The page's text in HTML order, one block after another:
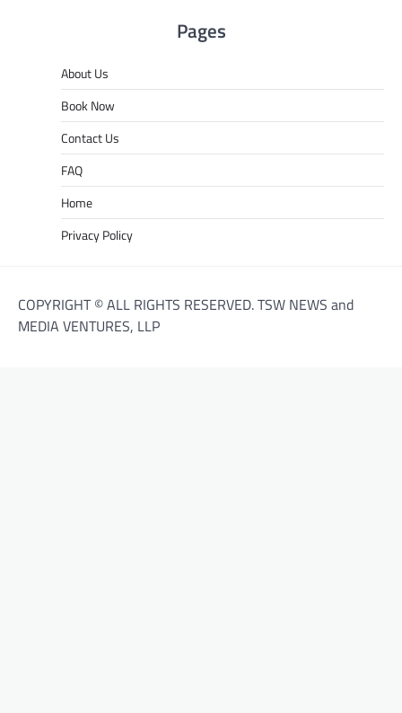
Pages
About Us
Book Now
Contact Us
FAQ
Home
Privacy Policy
COPYRIGHT © ALL RIGHTS RESERVED. TSW NEWS and
MEDIA VENTURES, LLP